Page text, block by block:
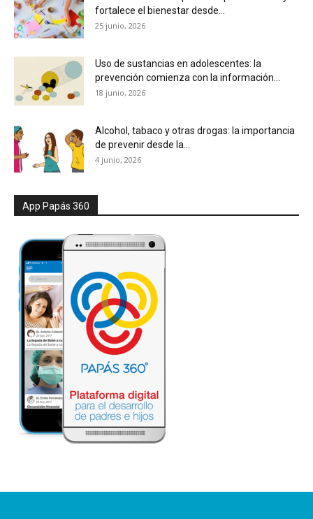
fortalece el bienestar desde...
25 junio, 2026
Uso de sustancias en adolescentes: la
prevención comienza con la información...
18 junio, 2026
Alcohol, tabaco y otras drogas: la importancia
de prevenir desde la...
4 junio, 2026
App Papás 360